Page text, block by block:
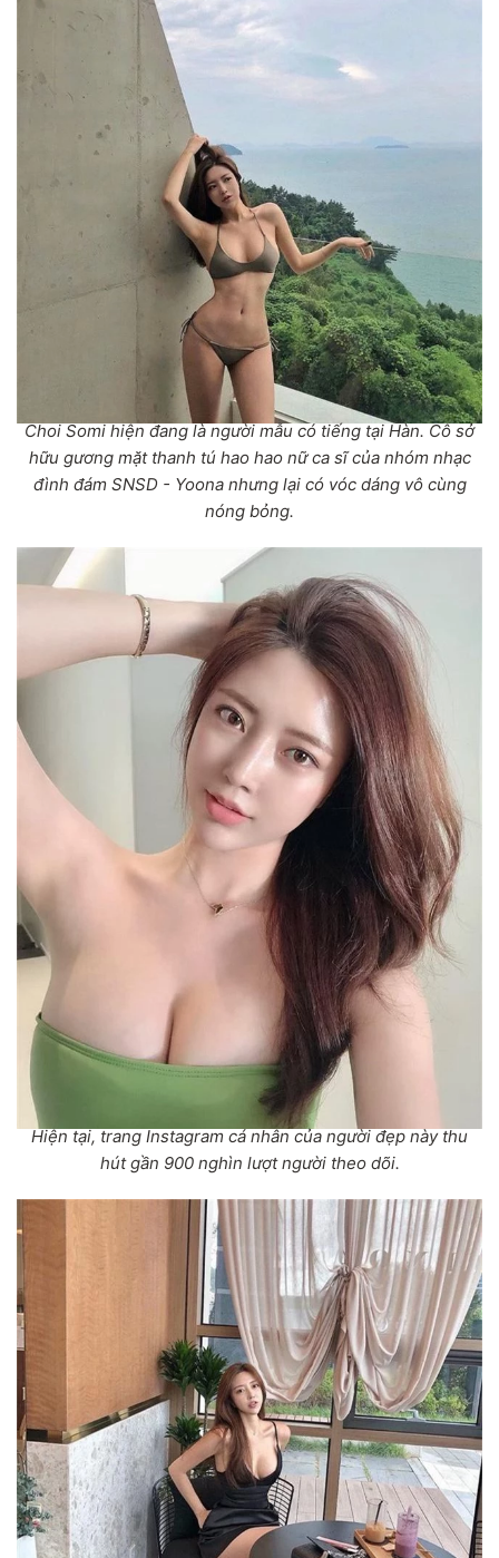
Choi Somi hiện đang là người mẫu có tiếng tại Hàn. Cô sở
hữu gương mặt thanh tú hao hao nữ ca sĩ của nhóm nhạc
đình đám SNSD - Yoona nhưng lại có vóc dáng vô cùng
nóng bỏng.
Hiện tại, trang Instagram cá nhân của người đẹp này thu
hút gần 900 nghìn lượt người theo dõi.